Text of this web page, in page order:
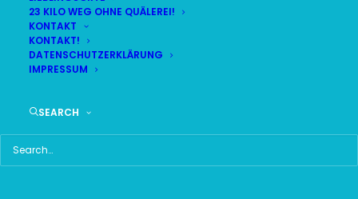
23 KILO WEG OHNE QUÄLEREI!
KONTAKT
KONTAKT!
DATENSCHUTZERKLÄRUNG
IMPRESSUM
SEARCH
18. DEZEMBER 2017 18:30